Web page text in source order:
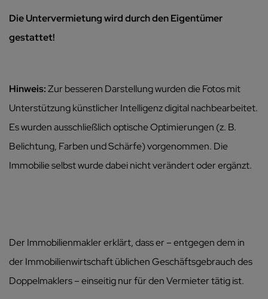
Die Untervermietung wird durch den Eigentümer
gestattet!
Hinweis:Zur besseren Darstellung wurden die Fotos mit
Unterstützung künstlicher Intelligenz digital nachbearbeitet.
Es wurden ausschließlich optische Optimierungen (z. B.
Belichtung, Farben und Schärfe) vorgenommen. Die
Immobilie selbst wurde dabei nicht verändert oder ergänzt.
Der Immobilienmakler erklärt, dass er – entgegen dem in
der Immobilienwirtschaft üblichen Geschäftsgebrauch des
Doppelmaklers – einseitig nur für den Vermieter tätig ist.